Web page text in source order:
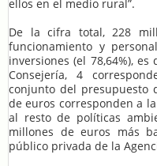
ellos en el medio rural”.
De la cifra total, 228
funcionamiento y
inversiones (el 78,64%),
Consejería, 4
conjunto del presupuesto
de euros corresponden a
al resto de políticas
millones de euros más
público privada de la